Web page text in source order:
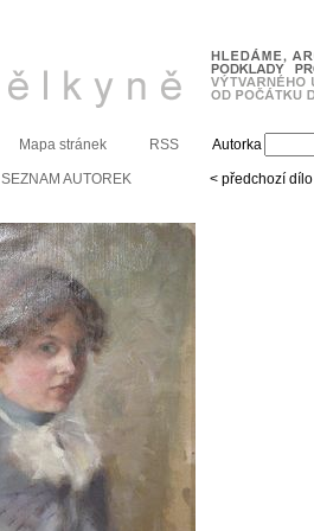
Mapa stránek RSS Autorka
SEZNAM AUTOREK < předchozí dílo